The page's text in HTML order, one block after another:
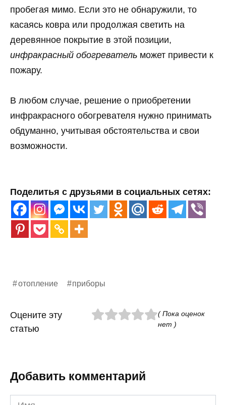
пробегая мимо. Если это не обнаружили, то
касаясь ковра или продолжая светить на
деревянное покрытие в этой позиции,
инфракрасный обогреватель может привести к
пожару.
В любом случае, решение о приобретении
инфракрасного обогревателя нужно принимать
обдуманно, учитывая обстоятельства и свои
возможности.
Поделитья с друзьями в социальных сетях:
отопление приборы
Оцените эту
статью
( Пока оценок
нет )
Добавить комментарий
Имя